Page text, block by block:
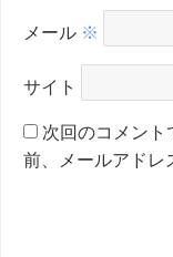
メール ※
サイト
次回のコメント
前、メールアドレ